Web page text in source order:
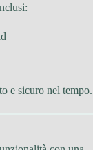
e sicuro nel tempo.